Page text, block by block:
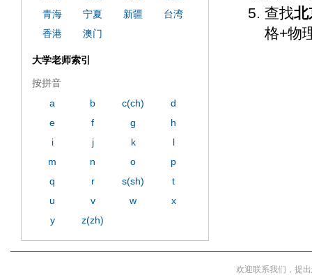
查找北
格+物
青海
宁夏 新疆
台湾
香港
澳门
大学老师索引
按拼音
a
b c(ch)
d
e
f g
h
i
j k
l
m
n o
p
q
r s(sh)
t
u
v w
x
y
z(zh)
欢迎联系我们，提